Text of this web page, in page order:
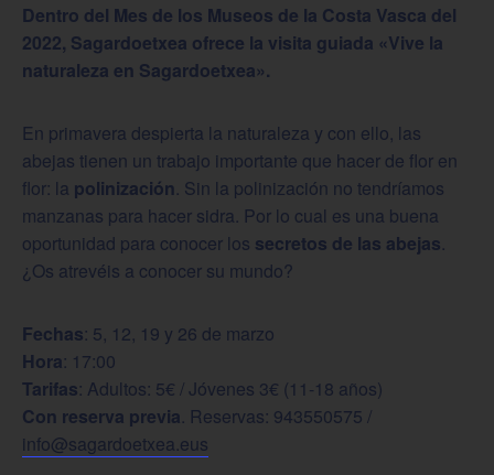
Dentro del Mes de los Museos de la Costa Vasca del
2022, Sagardoetxea ofrece la visita guiada «Vive la
naturaleza en Sagardoetxea».
En primavera despierta la naturaleza y con ello, las
abejas tienen un trabajo importante que hacer de flor en
flor: la polinización. Sin la polinización no tendríamos
manzanas para hacer sidra. Por lo cual es una buena
oportunidad para conocer los secretos de las abejas.
¿Os atrevéis a conocer su mundo?
Fechas: 5, 12, 19 y 26 de marzo
Hora: 17:00
Tarifas: Adultos: 5€ / Jóvenes 3€ (11-18 años)
Con reserva previa. Reservas: 943550575 /
info@sagardoetxea.eus